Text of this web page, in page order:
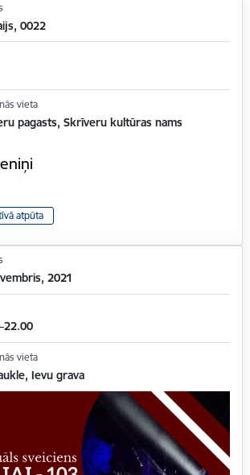
0022
vieta
pagasts, Skrīveru kultūras nams
atpūta
2021
vieta
Ievu grava